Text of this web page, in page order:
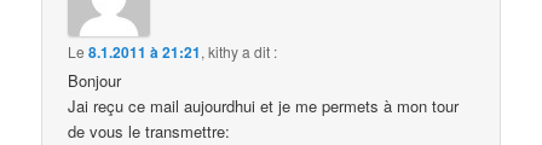
Le8.1.2011 à 21:21,kithya dit :
Bonjour
Jai reçu ce mail aujourdhui et je me permets à mon tour
de vous le transmettre: